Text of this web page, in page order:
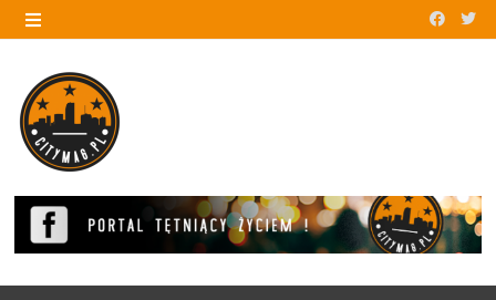
Skip
to
MENU